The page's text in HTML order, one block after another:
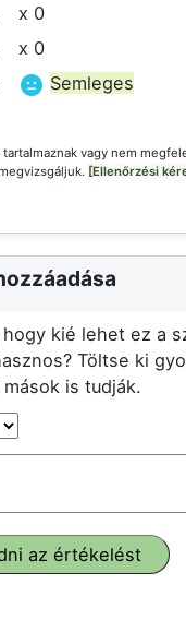
x 0
x 0
Semleges
vagy nem
[Ellenőrzési
kié lehet ez a
Töltse ki
is tudják.